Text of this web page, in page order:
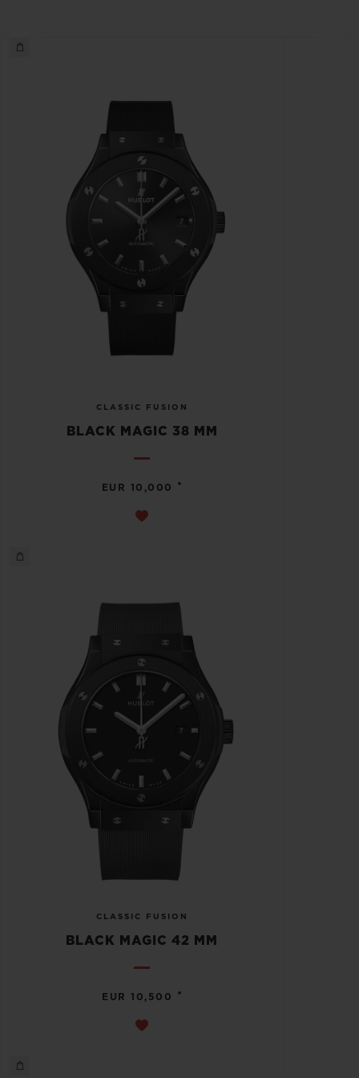
CLASSIC FUSION
BLACK MAGIC 38 MM
EUR 10,000 •
CLASSIC FUSION
BLACK MAGIC 42 MM
EUR 10,500 •